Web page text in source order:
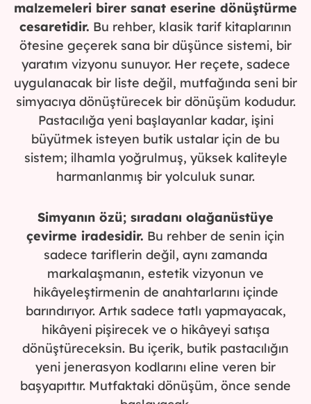
malzemeleri birer sanat eserine dönüştürme
cesaretidir. Bu rehber, klasik tarif kitaplarının
ötesine geçerek sana bir düşünce sistemi, bir
yaratım vizyonu sunuyor. Her reçete, sadece
uygulanacak bir liste değil, mutfağında seni bir
simyacıya dönüştürecek bir dönüşüm kodudur.
Pastacılığa yeni başlayanlar kadar, işini
büyütmek isteyen butik ustalar için de bu
sistem; ilhamla yoğrulmuş, yüksek kaliteyle
harmanlanmış bir yolculuk sunar.
Simyanın özü; sıradanı olağanüstüye
çevirme iradesidir. Bu rehber de senin için
sadece tariflerin değil, aynı zamanda
markalaşmanın, estetik vizyonun ve
hikâyeleştirmenin de anahtarlarını içinde
barındırıyor. Artık sadece tatlı yapmayacak,
hikâyeni pişirecek ve o hikâyeyi satışa
dönüştüreceksin. Bu içerik, butik pastacılığın
yeni jenerasyon kodlarını eline veren bir
başyapıttır. Mutfaktaki dönüşüm, önce sende